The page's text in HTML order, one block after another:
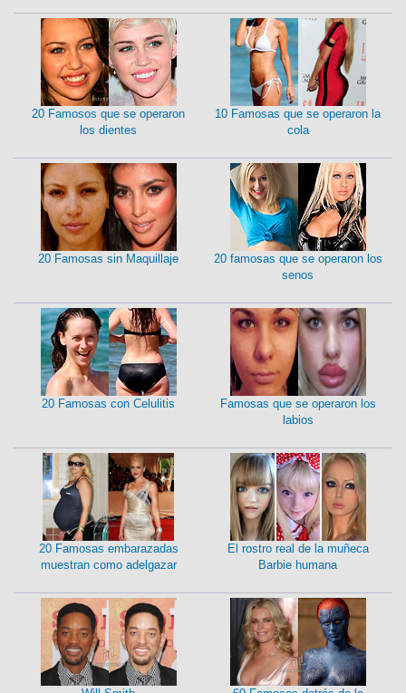
20 Famosos que se operaron
los dientes
10 Famosas que se operaron la
cola
20 Famosas sin Maquillaje
20 famosas que se operaron los
senos
20 Famosas con Celulitis
Famosas que se operaron los
labios
20 Famosas embarazadas
muestran como adelgazar
El rostro real de la muñeca
Barbie humana